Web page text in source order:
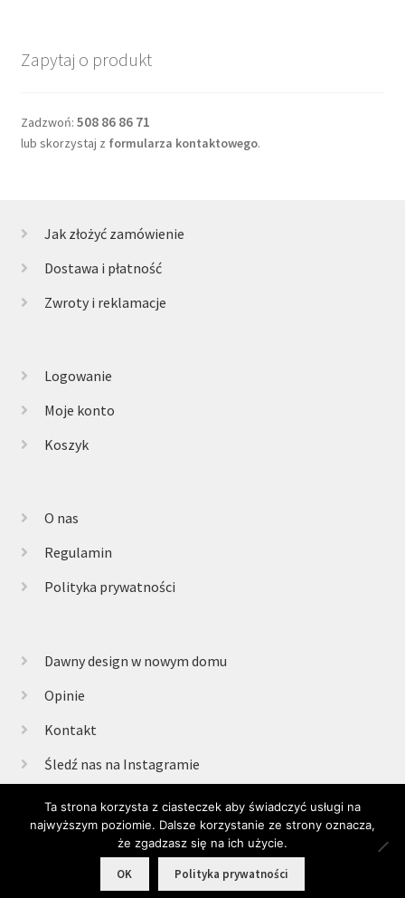
Zapytaj o produkt
Zadzwoń: 508 86 86 71
lub skorzystaj z formularza kontaktowego.
Jak złożyć zamówienie
Dostawa i płatność
Zwroty i reklamacje
Logowanie
Moje konto
Koszyk
O nas
Regulamin
Polityka prywatności
Dawny design w nowym domu
Opinie
Kontakt
Śledź nas na Instagramie
© Retrogabinet 2025
Ta strona korzysta z ciasteczek aby świadczyć usługi na
najwyższym poziomie. Dalsze korzystanie ze strony oznacza,
że zgadzasz się na ich użycie.
OK Polityka prywatności